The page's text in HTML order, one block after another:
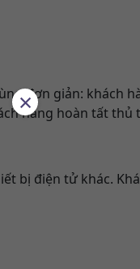
đơn giản: khách
hàng hoàn tất
bị điện tử khác.
×